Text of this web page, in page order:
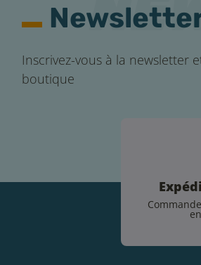
Inscrivez-vous à la newsletter
boutique